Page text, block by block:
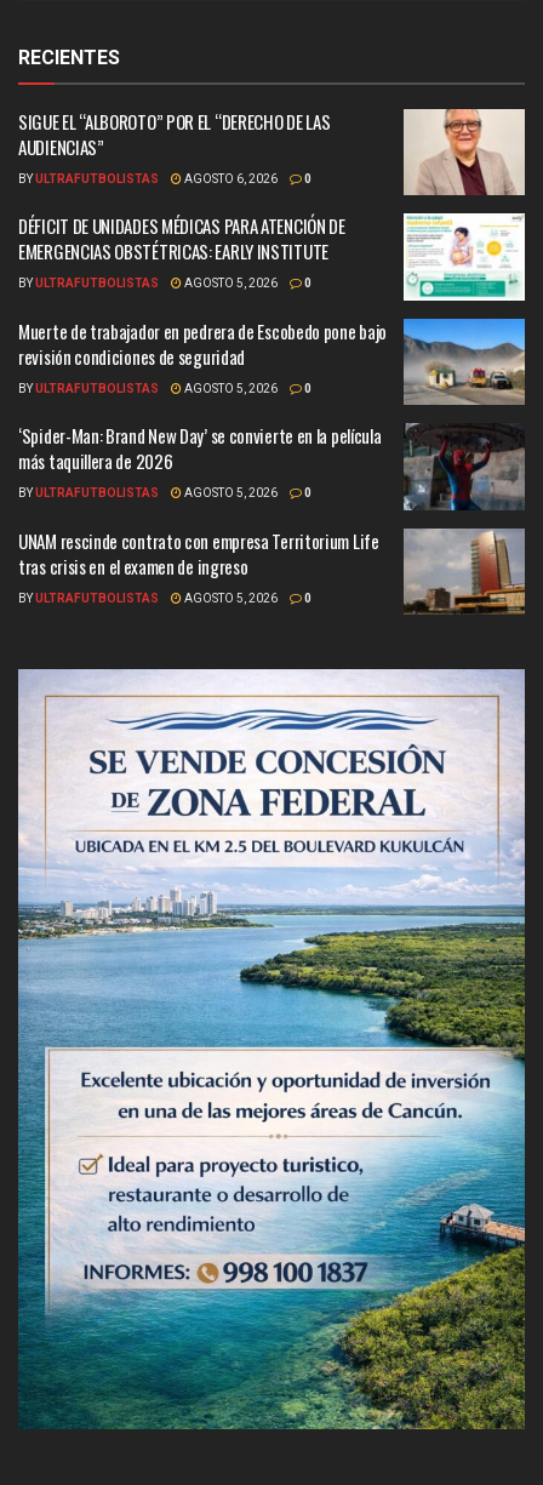
RECIENTES
SIGUE EL “ALBOROTO” POR EL “DERECHO DE LAS
AUDIENCIAS”
BYULTRAFUTBOLISTAS AGOSTO 6, 2026 0
DÉFICIT DE UNIDADES MÉDICAS PARA ATENCIÓN DE
EMERGENCIAS OBSTÉTRICAS: EARLY INSTITUTE
BYULTRAFUTBOLISTAS AGOSTO 5, 2026 0
Muerte de trabajador en pedrera de Escobedo pone bajo
revisión condiciones de seguridad
BYULTRAFUTBOLISTAS AGOSTO 5, 2026 0
‘Spider-Man: Brand New Day’ se convierte en la película
más taquillera de 2026
BYULTRAFUTBOLISTAS AGOSTO 5, 2026 0
UNAM rescinde contrato con empresa Territorium Life
tras crisis en el examen de ingreso
BYULTRAFUTBOLISTAS AGOSTO 5, 2026 0